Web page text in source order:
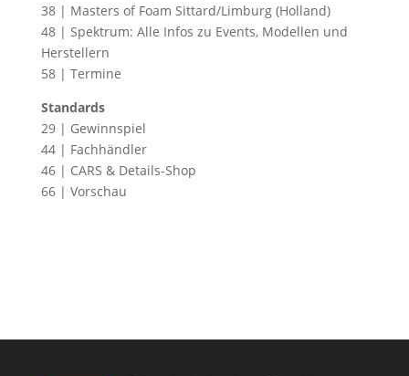
38 | Masters of Foam Sittard/Limburg (Holland)
48 | Spektrum: Alle Infos zu Events, Modellen und
Herstellern
58 | Termine
Standards
29 | Gewinnspiel
44 | Fachhändler
46 | CARS & Details-Shop
66 | Vorschau